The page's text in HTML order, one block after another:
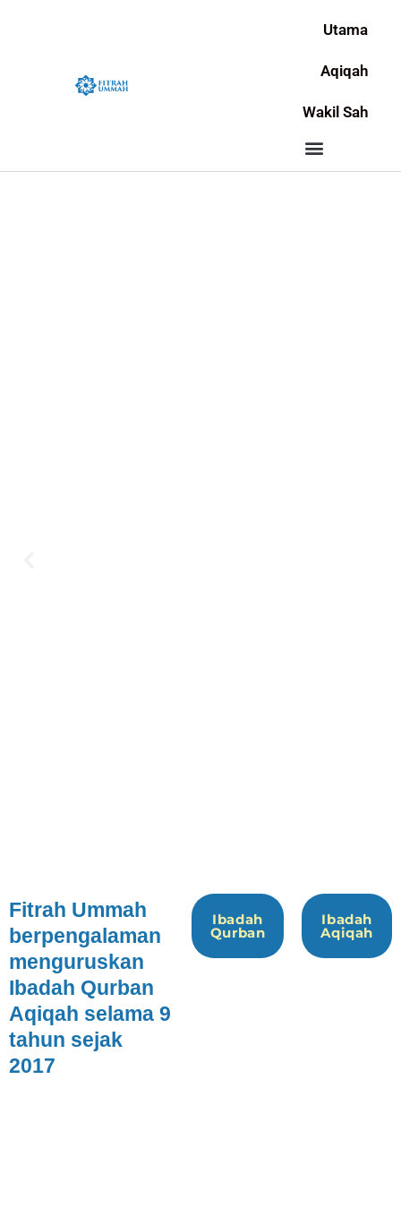
Utama
Aqiqah
Wakil Sah
.
Fitrah Ummah
berpengalaman
menguruskan
Ibadah Qurban
Aqiqah selama 9
tahun sejak
2017
Ibadah
Qurban
Ibadah
Aqiqah